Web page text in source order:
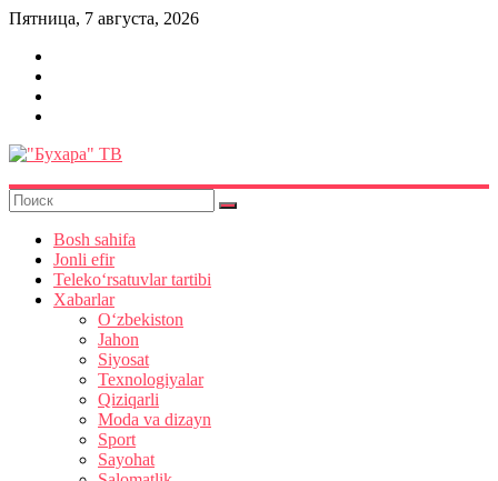
Skip
content
Пятница, 7 августа, 2026
"Бухара"
ТВ
Bosh sahifa
Jonli efir
Teleko‘rsatuvlar tartibi
Xabarlar
O‘zbekiston
Jahon
Siyosat
Texnologiyalar
Qiziqarli
Moda va dizayn
Sport
Sayohat